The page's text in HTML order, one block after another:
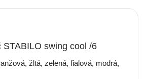
STABILO swing cool /6
žltá, zelená, fialová, modrá,